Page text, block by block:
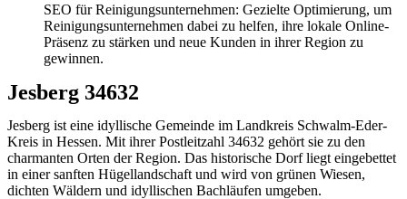
SEO für Reinigungsunternehmen: Gezielte Optimierung, um
Reinigungsunternehmen dabei zu helfen, ihre lokale Online-
Präsenz zu stärken und neue Kunden in ihrer Region zu
gewinnen.
Jesberg 34632
Jesberg ist eine idyllische Gemeinde im Landkreis Schwalm-Eder-
Kreis in Hessen. Mit ihrer Postleitzahl 34632 gehört sie zu den
charmanten Orten der Region. Das historische Dorf liegt eingebettet
in einer sanften Hügellandschaft und wird von grünen Wiesen,
dichten Wäldern und idyllischen Bachläufen umgeben.